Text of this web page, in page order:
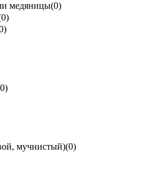
медяницы(0)
мучнистый)(0)